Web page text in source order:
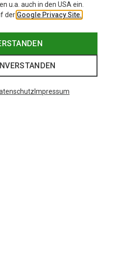
u.a. auch in den USA ein.
der Google Privacy Site.
Impressum